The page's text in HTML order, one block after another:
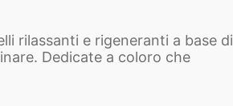
rilassanti e rigeneranti a base di
Dedicate a coloro che